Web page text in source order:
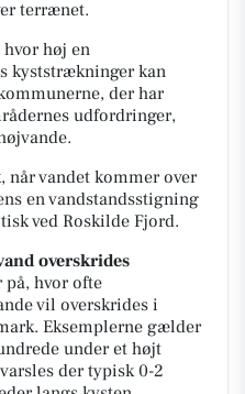
terrænet.
høj en
kyststrækninger kan
der har
udfordringer,
når vandet kommer over
en vandstandsstigning
ved Roskilde Fjord.
overskrides
på, hvor ofte
vil overskrides i
Eksemplerne gælder
under et højt
der typisk 0-2